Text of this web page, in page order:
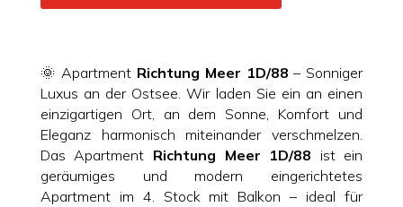
🌞 Apartment Richtung Meer 1D/88 – Sonniger
Luxus an der Ostsee. Wir laden Sie ein an einen
einzigartigen Ort, an dem Sonne, Komfort und
Eleganz harmonisch miteinander verschmelzen.
Das Apartment Richtung Meer 1D/88 ist ein
geräumiges und modern eingerichtetes
Apartment im 4. Stock mit Balkon – ideal für